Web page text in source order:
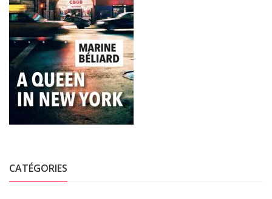
CATÉGORIES